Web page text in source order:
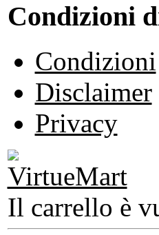
Condizioni
Condizioni
Disclaimer
Privacy
Il carrello è